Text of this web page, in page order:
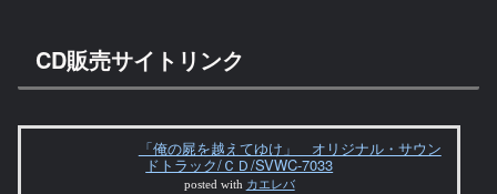
CD販売サイトリンク
「俺の屍を越えてゆけ」 オリジナル・サウン
ドトラック/ＣＤ/SVWC-7033
posted with カエレバ